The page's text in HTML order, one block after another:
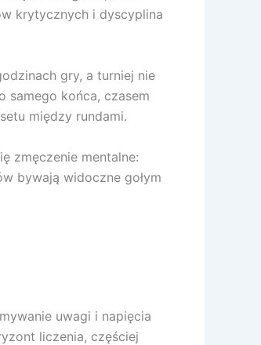
krytycznych i dyscyplina
gry, a turniej nie
samego końca, czasem
między rundami.
zmęczenie mentalne:
bywają widoczne gołym
uwagi i napięcia
liczenia, częściej